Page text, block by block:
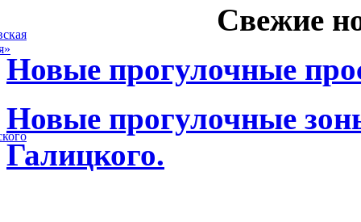
Свежие
Новые прогулочные
Новые прогулочные
Галицкого.